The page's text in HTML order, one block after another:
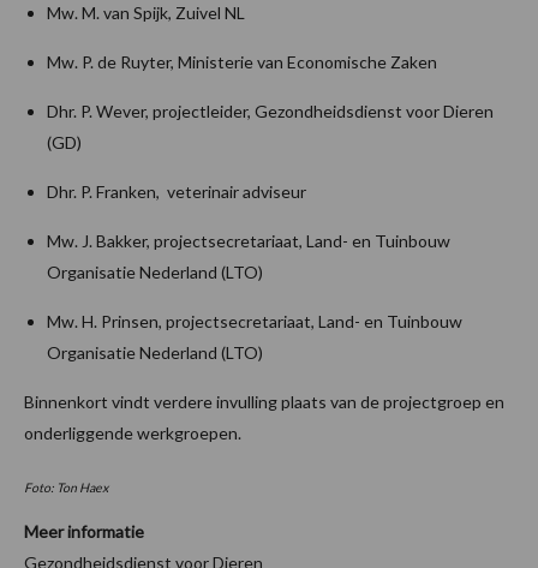
Mw. M. van Spijk, Zuivel NL
Mw. P. de Ruyter, Ministerie van Economische Zaken
Dhr. P. Wever, projectleider, Gezondheidsdienst voor Dieren
(GD)
Dhr. P. Franken, veterinair adviseur
Mw. J. Bakker, projectsecretariaat, Land- en Tuinbouw
Organisatie Nederland (LTO)
Mw. H. Prinsen, projectsecretariaat, Land- en Tuinbouw
Organisatie Nederland (LTO)
Binnenkort vindt verdere invulling plaats van de projectgroep en
onderliggende werkgroepen.
Foto: Ton Haex
Meer informatie
Gezondheidsdienst voor Dieren